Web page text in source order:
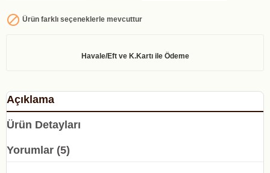
 Ürün farklı seçeneklerle mevcuttur
Açıklama
Ürün Detayları
Yorumlar (5)